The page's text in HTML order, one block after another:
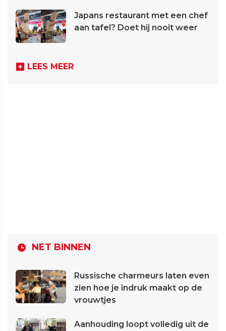
Japans restaurant met een chef
aan tafel? Doet hij nooit weer
LEES MEER
NET BINNEN
Russische charmeurs laten even
zien hoe je indruk maakt op de
vrouwtjes
Aanhouding loopt volledig uit de